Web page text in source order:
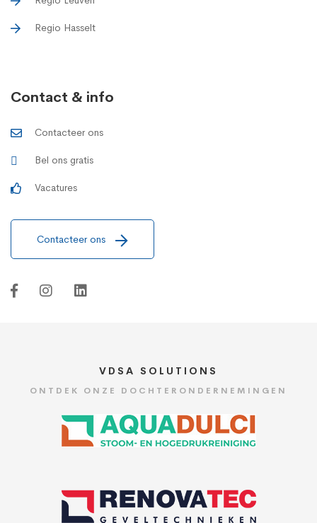
Regio Hasselt
Contact & info
Contacteer ons
Bel ons gratis
Vacatures
Contacteer ons
VDSA SOLUTIONS
ONTDEK ONZE DOCHTERONDERNEMINGEN